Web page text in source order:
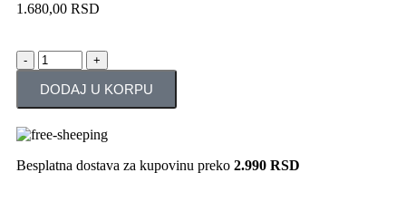
1.680,00 RSD
DODAJ U KORPU
Besplatna dostava za kupovinu preko 2.990 RSD